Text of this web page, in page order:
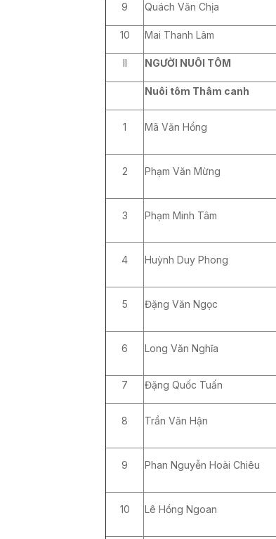
9 Quách Văn Chịa
10 Mai Thanh Lâm
II NGƯỜI NUÔI TÔM
Nuôi tôm Thâm canh
1 Mã Văn Hồng
2 Phạm Văn Mừng
3 Phạm Minh Tâm
4 Huỳnh Duy Phong
5 Đặng Văn Ngọc
6 Long Văn Nghĩa
7 Đặng Quốc Tuấn
8 Trần Văn Hận
9 Phan Nguyễn Hoài Chiêu
10 Lê Hồng Ngoan